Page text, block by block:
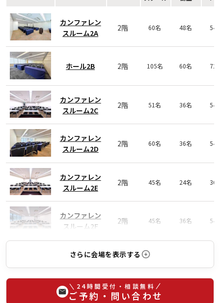
カンファレン
スルーム2A
2階 60名 48名 54
ホール2B 2階 105名 60名 72
カンファレン
スルーム2C
2階 51名 36名 54
カンファレン
スルーム2D
2階 60名 36名 54
カンファレン
スルーム2E
2階 45名 24名 36
カンファレン
スルーム2F
2階 45名 36名 54
さらに会場を表示する
24時間受付・相談無料
ご予約・問い合わせ